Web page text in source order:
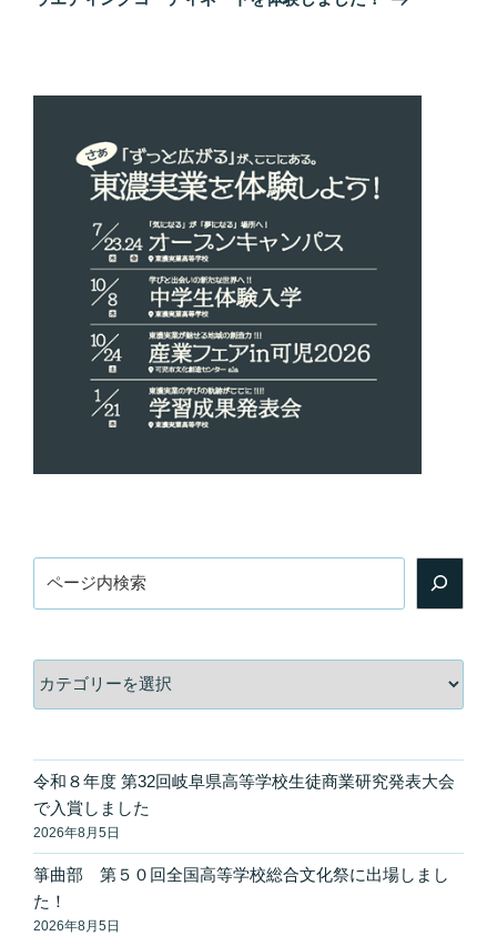
テ
ー
令和８年度 第32回岐阜県高等学校生徒商業研究発表大会
で入賞しました
2026年8月5日
箏曲部 第５０回全国高等学校総合文化祭に出場しまし
た！
2026年8月5日